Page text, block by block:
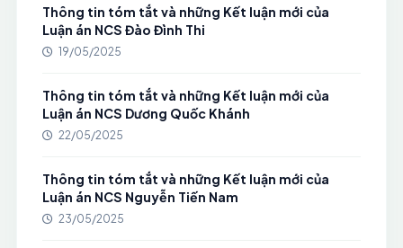
Thông tin tóm tắt và những Kết luận mới của
Luận án NCS Đào Đình Thi
19/05/2025
Thông tin tóm tắt và những Kết luận mới của
Luận án NCS Dương Quốc Khánh
22/05/2025
Thông tin tóm tắt và những Kết luận mới của
Luận án NCS Nguyễn Tiến Nam
23/05/2025